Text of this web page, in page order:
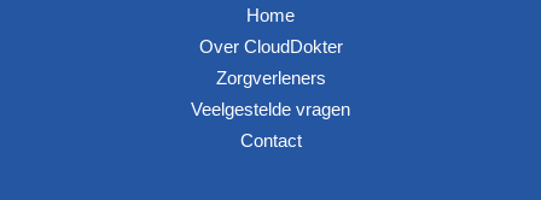
Home
Over CloudDokter
Zorgverleners
Veelgestelde vragen
Contact